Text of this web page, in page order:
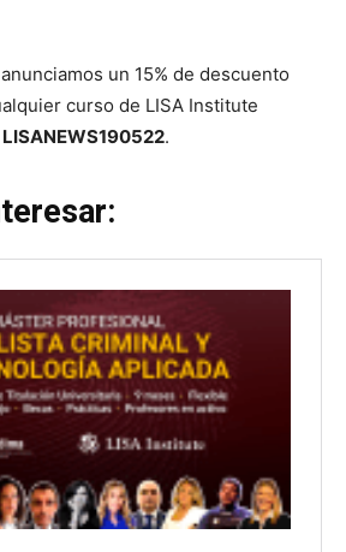
un 15% de descuento
curso de LISA Institute
LISANEWS190522.